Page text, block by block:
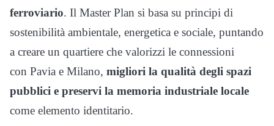
ferroviario. Il Master Plan si basa su principi di
sostenibilità ambientale, energetica e sociale, puntando
a creare un quartiere che valorizzi le connessioni
con Pavia e Milano, migliori la qualità degli spazi
pubblici e preservi la memoria industriale locale
come elemento identitario.